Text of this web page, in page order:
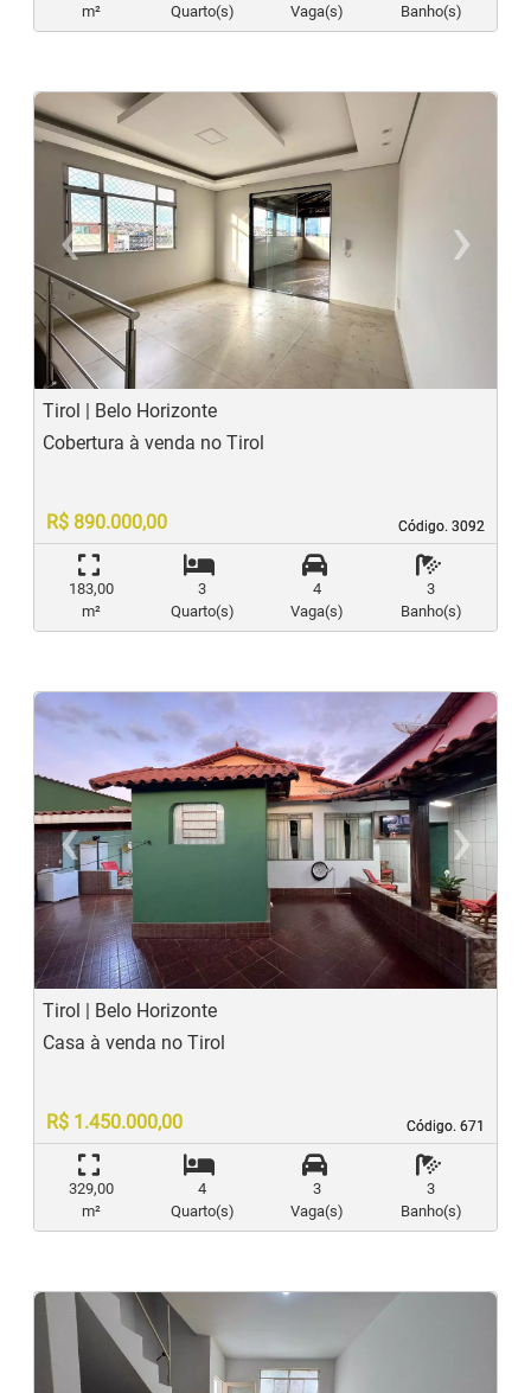
m² Quarto(s) Vaga(s) Banho(s)
‹
Previous
›
Tirol | Belo Horizonte
Código. 3092
Código. 3092
Cobertura à venda no Tirol
R$ 890.000,00
183,00
m²
3
Quarto(s)
4
Vaga(s)
3
Banho(s)
‹
Previous
›
Tirol | Belo Horizonte
Código. 671
Código. 671
Casa à venda no Tirol
R$ 1.450.000,00
329,00
m²
4
Quarto(s)
3
Vaga(s)
3
Banho(s)